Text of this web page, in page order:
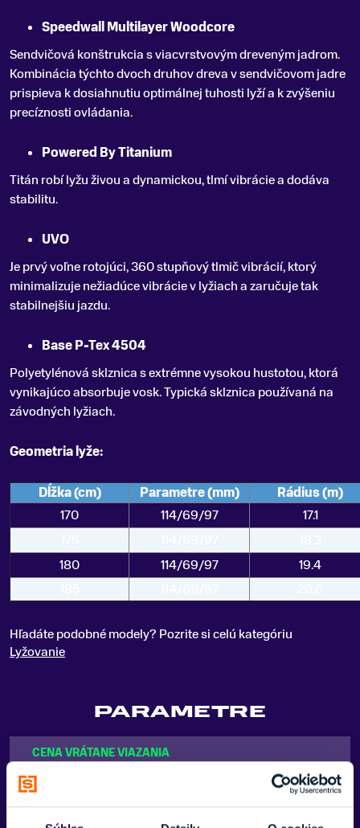
Speedwall Multilayer Woodcore
Sendvičová konštrukcia s viacvrstvovým dreveným jadrom.
Kombinácia týchto dvoch druhov dreva v sendvičovom jadre
prispieva k dosiahnutiu optimálnej tuhosti lyží a k zvýšeniu
precíznosti ovládania.
Powered By Titanium
Titán robí lyžu živou a dynamickou, tlmí vibrácie a dodáva
stabilitu.
UVO
Je prvý voľne rotojúci, 360 stupňový tlmič vibrácií, ktorý
minimalizuje nežiadúce vibrácie v lyžiach a zaručuje tak
stabilnejšiu jazdu.
Base P-Tex 4504
Polyetylénová sklznica s extrémne vysokou hustotou, ktorá
vynikajúco absorbuje vosk. Typická sklznica používaná na
závodných lyžiach.
Geometria lyže:
Dĺžka (cm) Parametre (mm)
Rádius (m)
170
114/69/97
17.1
180
114/69/97
19.4
Hľadáte podobné modely? Pozrite si celú kategóriu
Lyžovanie
PARAMETRE
CENA VRÁTANE VIAZANIA